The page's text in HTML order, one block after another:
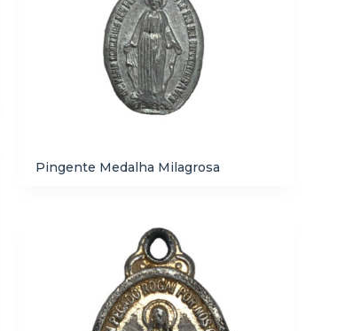
Pingente Medalha Milagrosa